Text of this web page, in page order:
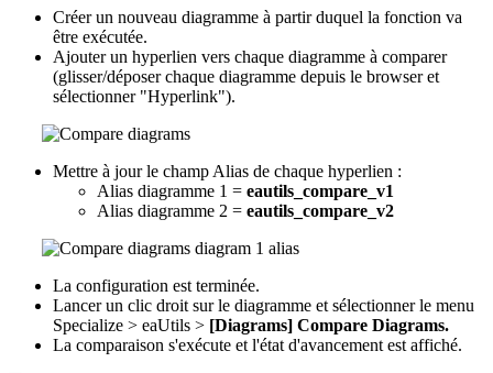
Créer un nouveau diagramme à partir duquel la fonction va
être exécutée.
Ajouter un hyperlien vers chaque diagramme à comparer
(glisser/déposer chaque diagramme depuis le browser et
sélectionner "Hyperlink").
Mettre à jour le champ Alias de chaque hyperlien :
Alias diagramme 1 = eautils_compare_v1
Alias diagramme 2 = eautils_compare_v2
La configuration est terminée.
Lancer un clic droit sur le diagramme et sélectionner le menu
Specialize > eaUtils > [Diagrams] Compare Diagrams.
La comparaison s'exécute et l'état d'avancement est affiché.